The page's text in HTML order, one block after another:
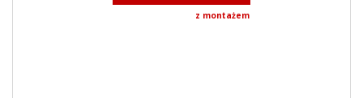
z montażem